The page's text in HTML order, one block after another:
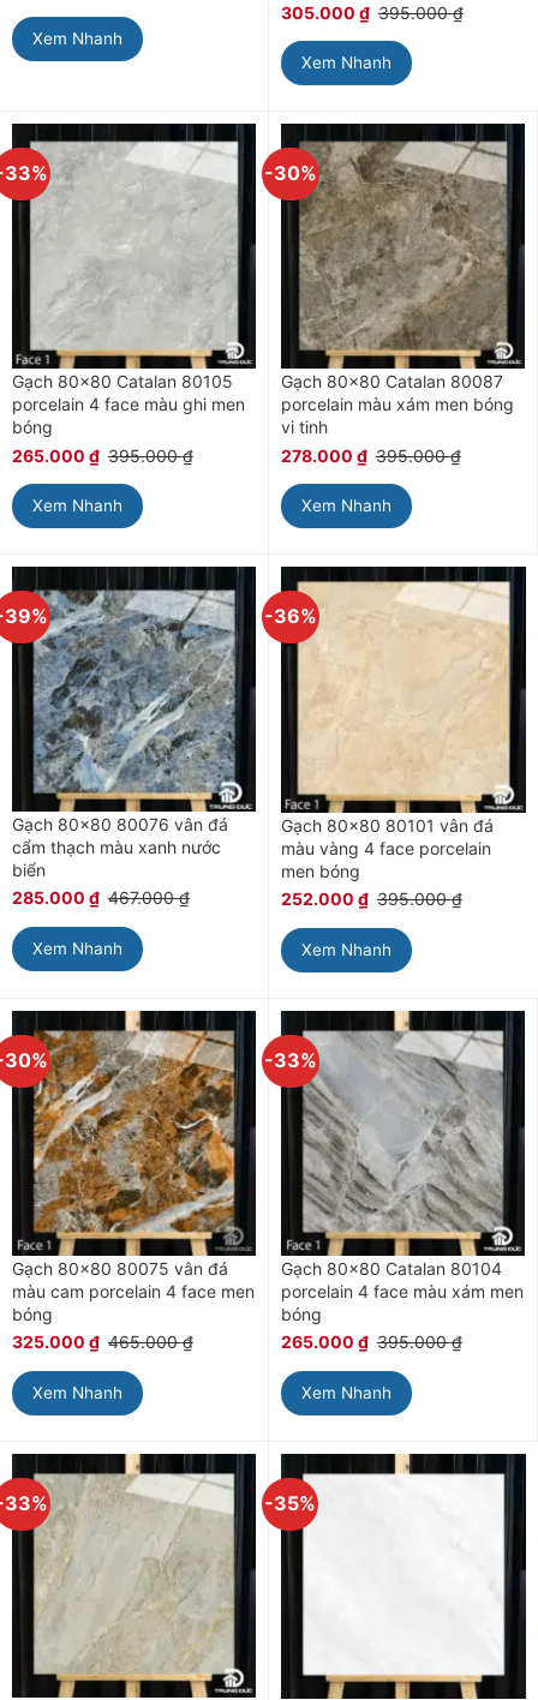
Xem Nhanh
305.000 ₫ 395.000₫
Xem Nhanh
Gạch 80×80 Catalan 80105
porcelain 4 face màu ghi men
bóng
265.000 ₫ 395.000₫
Xem Nhanh
-30%
Gạch 80×80 Catalan 80087
porcelain màu xám men bóng
vi tinh
278.000 ₫ 395.000₫
Xem Nhanh
Gạch 80×80 80076 vân đá
cẩm thạch màu xanh nước
biển
285.000 ₫ 467.000₫
Xem Nhanh
-36%
Gạch 80×80 80101 vân đá
màu vàng 4 face porcelain
men bóng
252.000 ₫ 395.000₫
Xem Nhanh
Gạch 80×80 80075 vân đá
màu cam porcelain 4 face men
bóng
325.000 ₫ 465.000₫
Xem Nhanh
-33%
Gạch 80×80 Catalan 80104
porcelain 4 face màu xám men
bóng
265.000 ₫ 395.000₫
Xem Nhanh
-35%